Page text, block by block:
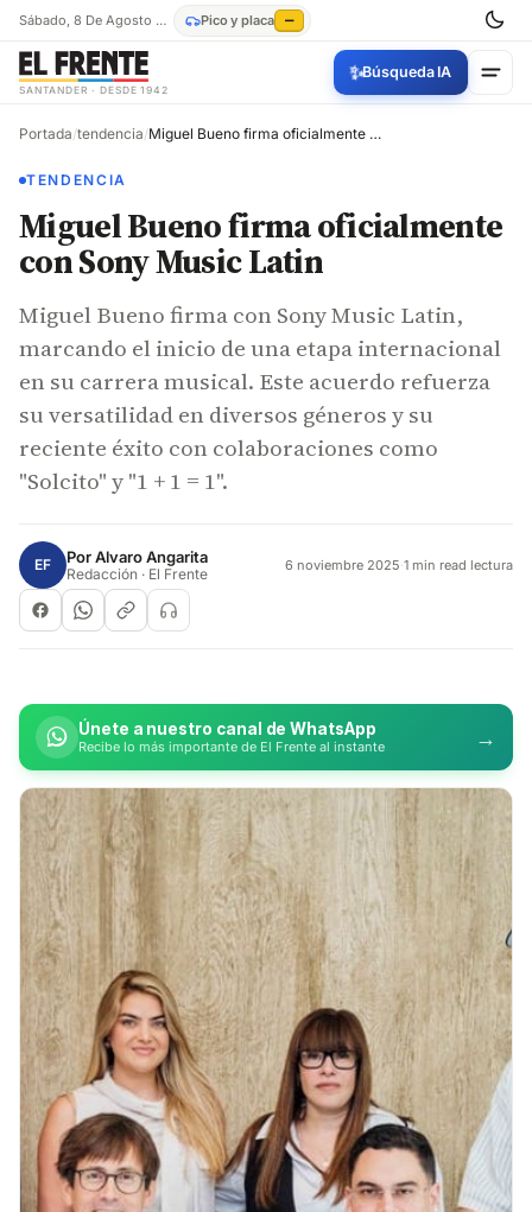
Sábado, 8 De Agosto De 2026 Pico y placa —
SANTANDER · DESDE 1942
✨Búsqueda IA
Portada/tendencia/ Miguel Bueno firma oficialmente con Sony Music Latin
TENDENCIA
Miguel Bueno firma oficialmente
con Sony Music Latin
Miguel Bueno firma con Sony Music Latin,
marcando el inicio de una etapa internacional
en su carrera musical. Este acuerdo refuerza
su versatilidad en diversos géneros y su
reciente éxito con colaboraciones como
"Solcito" y "1 + 1 = 1".
EF PorAlvaro Angarita
Redacción · El Frente 6 noviembre 2025·1 min read lectura
Únete a nuestro canal de WhatsApp
Recibe lo más importante de El Frente al instante →